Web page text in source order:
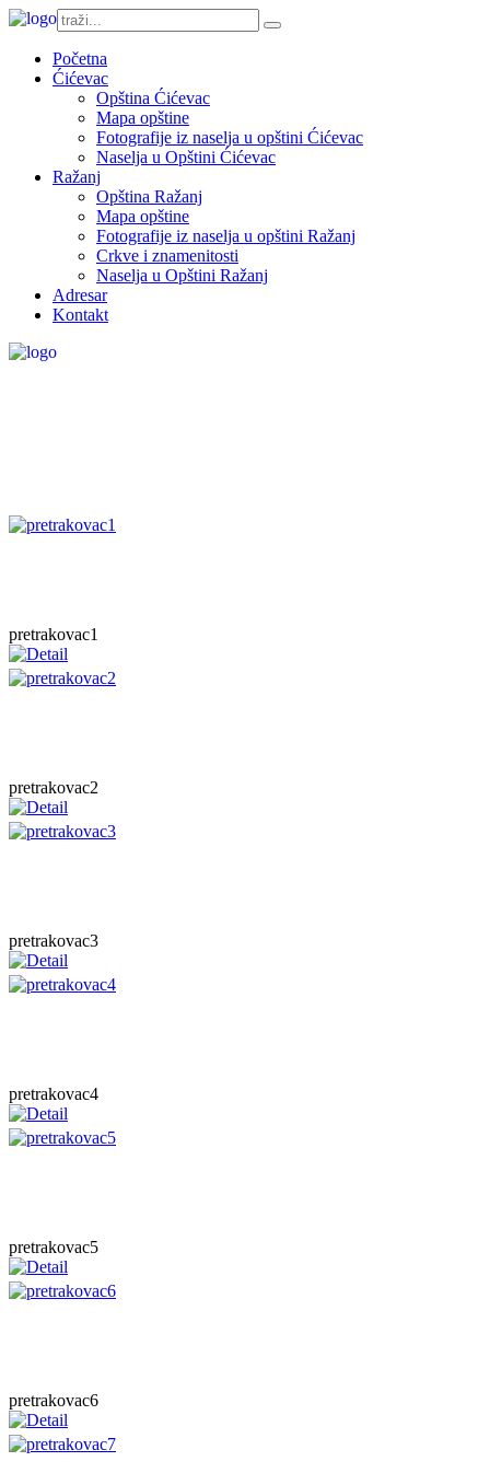
Početna
Ćićevac
Opština Ćićevac
Mapa opštine
Fotografije iz naselja u opštini Ćićevac
Naselja u Opštini Ćićevac
Ražanj
Opština Ražanj
Mapa opštine
Fotografije iz naselja u opštini Ražanj
Crkve i znamenitosti
Naselja u Opštini Ražanj
Adresar
Kontakt
pretrakovac1
pretrakovac2
pretrakovac3
pretrakovac4
pretrakovac5
pretrakovac6